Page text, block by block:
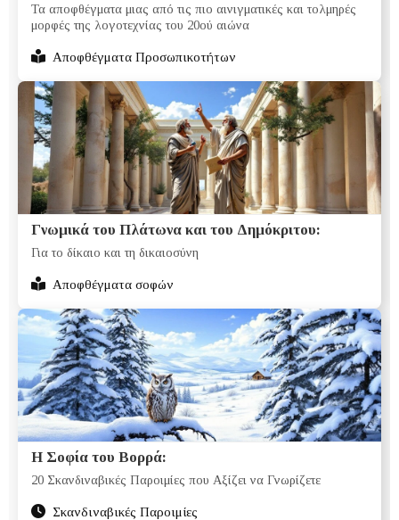
Τα αποφθέγματα μιας από τις πιο αινιγματικές και τολμηρές
μορφές της λογοτεχνίας του 20ού αιώνα
Αποφθέγματα Προσωπικοτήτων
Γνωμικά του Πλάτωνα και του Δημόκριτου:
Για το δίκαιο και τη δικαιοσύνη
Αποφθέγματα σοφών
Η Σοφία του Βορρά:
20 Σκανδιναβικές Παροιμίες που Αξίζει να Γνωρίζετε
Σκανδιναβικές Παροιμίες